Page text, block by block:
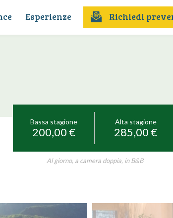
Richiedi
Esperienze
Bassa stagione
200,00 €
Alta stagione
285,00 €
Al giorno, a camera doppia, in B&B